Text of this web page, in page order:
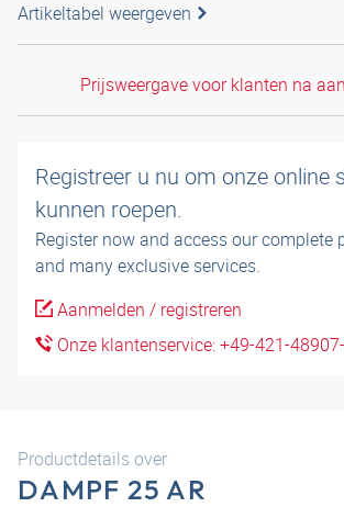
Artikeltabel weergeven
Prijsweergave voor klanten na
Registreer u nu om onze online
kunnen roepen.
Register now and access our complete
and many exclusive services.
Aanmelden / registreren
Onze klantenservice: +49-421-
Productdetails over
DAMPF 25 AR